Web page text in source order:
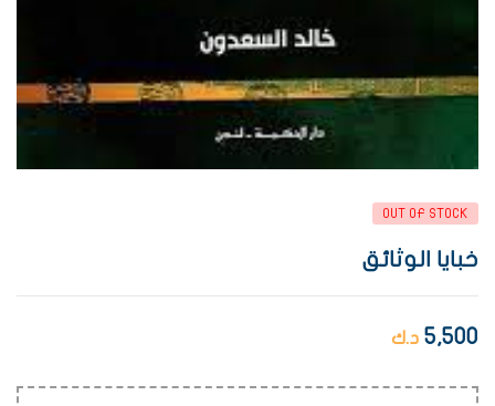
OUT OF STOCK
خبايا الوثائق
5,500 د.ك